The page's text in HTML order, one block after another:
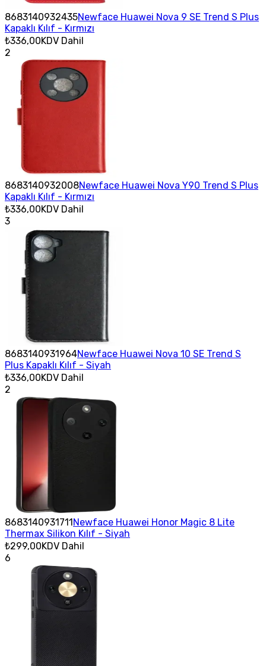
8683140932435Newface Huawei Nova 9 SE Trend S Plus
Kapaklı Kılıf - Kırmızı
₺336,00KDV Dahil
2
8683140932008Newface Huawei Nova Y90 Trend S Plus
Kapaklı Kılıf - Kırmızı
₺336,00KDV Dahil
3
8683140931964Newface Huawei Nova 10 SE Trend S
Plus Kapaklı Kılıf - Siyah
₺336,00KDV Dahil
2
8683140931711Newface Huawei Honor Magic 8 Lite
Thermax Silikon Kılıf - Siyah
₺299,00KDV Dahil
6